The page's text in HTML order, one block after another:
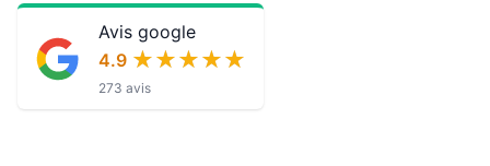
Avis google
4.9 ★★★★★
★★★★★
273 avis